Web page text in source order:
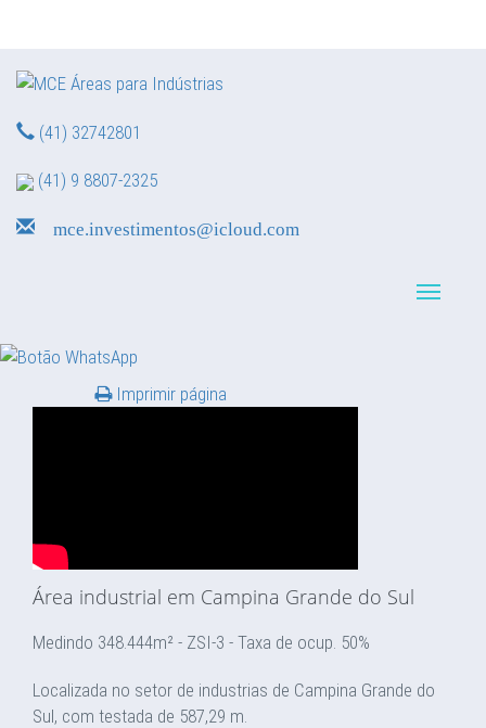
(41) 32742801
(41) 9 8807-2325
mce.investimentos@icloud.com
Navegação reduzida
Imprimir página
Área industrial em Campina Grande do Sul
Medindo 348.444m² - ZSI-3 - Taxa de ocup. 50%
Localizada no setor de industrias de Campina Grande do
Sul, com testada de 587,29 m.